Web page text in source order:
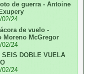
de guerra - Antoine
02/24
de vuelo -
Moreno McGregor
02/24
SEIS DOBLE VUELA
02/24